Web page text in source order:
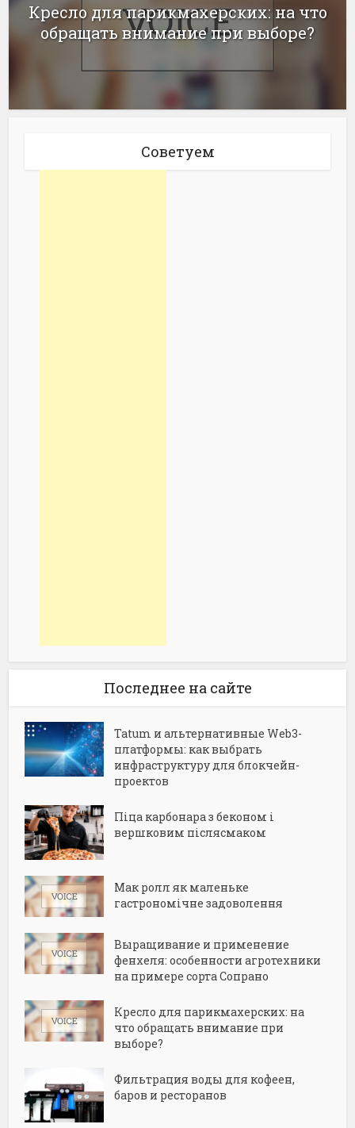
Кресло для парикмахерских: на что
обращать внимание при выборе?
Советуем
Последнее на сайте
Tatum и альтернативные Web3-
платформы: как выбрать
инфраструктуру для блокчейн-
проектов
Піца карбонара з беконом і
вершковим післясмаком
Мак ролл як маленьке
гастрономічне задоволення
Выращивание и применение
фенхеля: особенности агротехники
на примере сорта Сопрано
Кресло для парикмахерских: на
что обращать внимание при
выборе?
Фильтрация воды для кофеен,
баров и ресторанов